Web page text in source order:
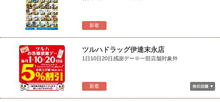
新着
新着
ツルハドラッグ伊達末永店
1日10日20日感謝デー※一部店舗対象外